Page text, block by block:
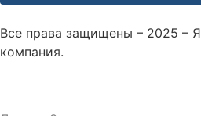
Все права защищены – 2025 –
компания.